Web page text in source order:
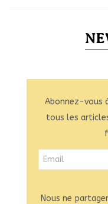
Abonnez-vous
tous les
Nous ne